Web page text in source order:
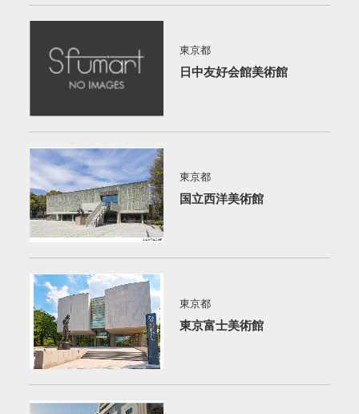
東京都
日中友好会館美術館
東京都
国立西洋美術館
東京都
東京富士美術館